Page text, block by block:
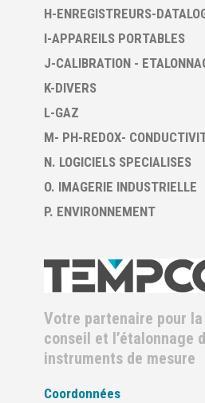
H-ENREGISTREURS-
I-APPAREILS PORTABLES
J-CALIBRATION -
K-DIVERS
L-GAZ
M- PH-REDOX-
N. LOGICIELS SPECIALISES
O. IMAGERIE INDUSTRIELLE
P. ENVIRONNEMENT
Votre partenaire pour
conseil et l’étalonnage
instruments de mesure
Coordonnées